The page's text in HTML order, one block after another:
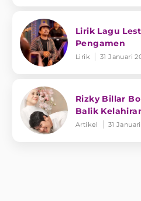
Lirik Lagu
Pengamen
Lirik 31 Januari
Rizky Billar
Balik
Artikel 31